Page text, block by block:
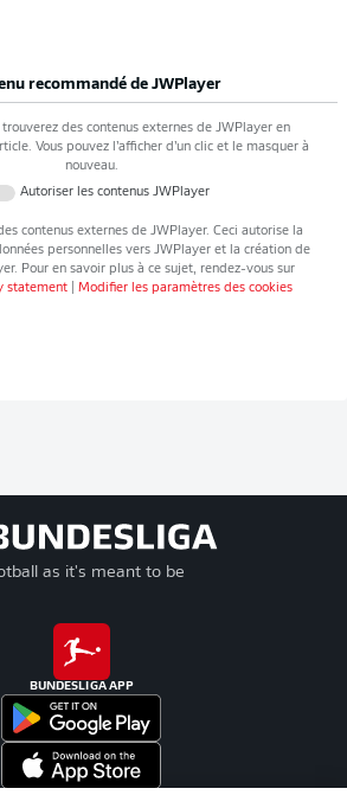
recommandé de JWPlayer
des contenus externes de JWPlayer en
Vous pouvez l’afficher d’un clic et le masquer à
nouveau.
Autoriser les contenus JWPlayer
contenus externes de JWPlayer. Ceci autorise la
personnelles vers JWPlayeret la création de
. Pour en savoir plus à ce sujet, rendez-vous sur
statement| Modifier les paramètres des cookies
as it's meant to be
BUNDESLIGA APP